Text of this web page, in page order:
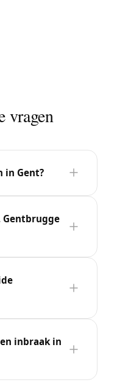
vragen
in Gent?
Gentbrugge
inbraak in